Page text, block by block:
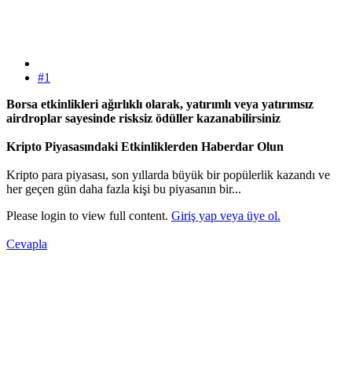
#1
Borsa etkinlikleri ağırlıklı olarak, yatırımlı veya yatırımsız
airdroplar sayesinde risksiz ödüller kazanabilirsiniz
Kripto Piyasasındaki Etkinliklerden Haberdar Olun
Kripto para piyasası, son yıllarda büyük bir popülerlik kazandı ve
her geçen gün daha fazla kişi bu piyasanın bir...
Please login to view full content. Giriş yap veya üye ol.
Cevapla